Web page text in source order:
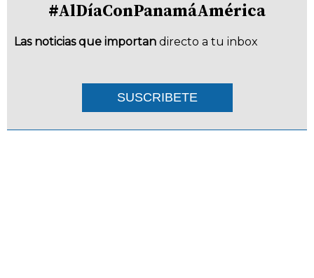
#AlDíaConPanamáAmérica
Las noticias que importan directo a tu inbox
SUSCRIBETE